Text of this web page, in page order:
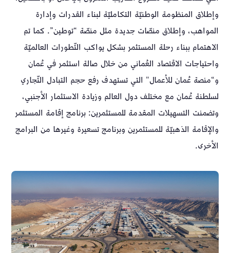
وإطلاق المنظومة الوطنيّة التكامليّة لبناء القدرات وإدارة
المواهب، وإطلاق منصّات جديدة مثل منصّة “توطين”. كما تم
الاهتمام ببناء رحلة المستثمر بشكل يواكب التّطورات العالميّة
واحتياجات الاقتصاد العُماني من خلال صالة استثمر في عُمان
و“منصة عُمان للأعمال" التي تستهدف رفع حجم التبادل التّجاري
لسلطنة عُمان مع مختلف دول العالم وزيادة الاستثمار الأجنبي،
وتضمنت التسهيلات المقدمة للمستثمرين: برنامج إقامة المستثمر
والإقامة الذهبيّة للمستثمرين وبرنامج تسعيرة وغيرها من البرامج
الأخرى.